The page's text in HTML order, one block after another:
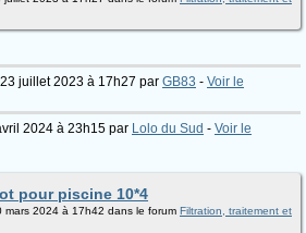
juillet 2023 à 17h27 par GB83 - Voir le
2024 à 23h15 par Lolo du Sud - Voir le
pour piscine 10*4
mars 2024 à 17h42 dans le forum Filtration, traitement et